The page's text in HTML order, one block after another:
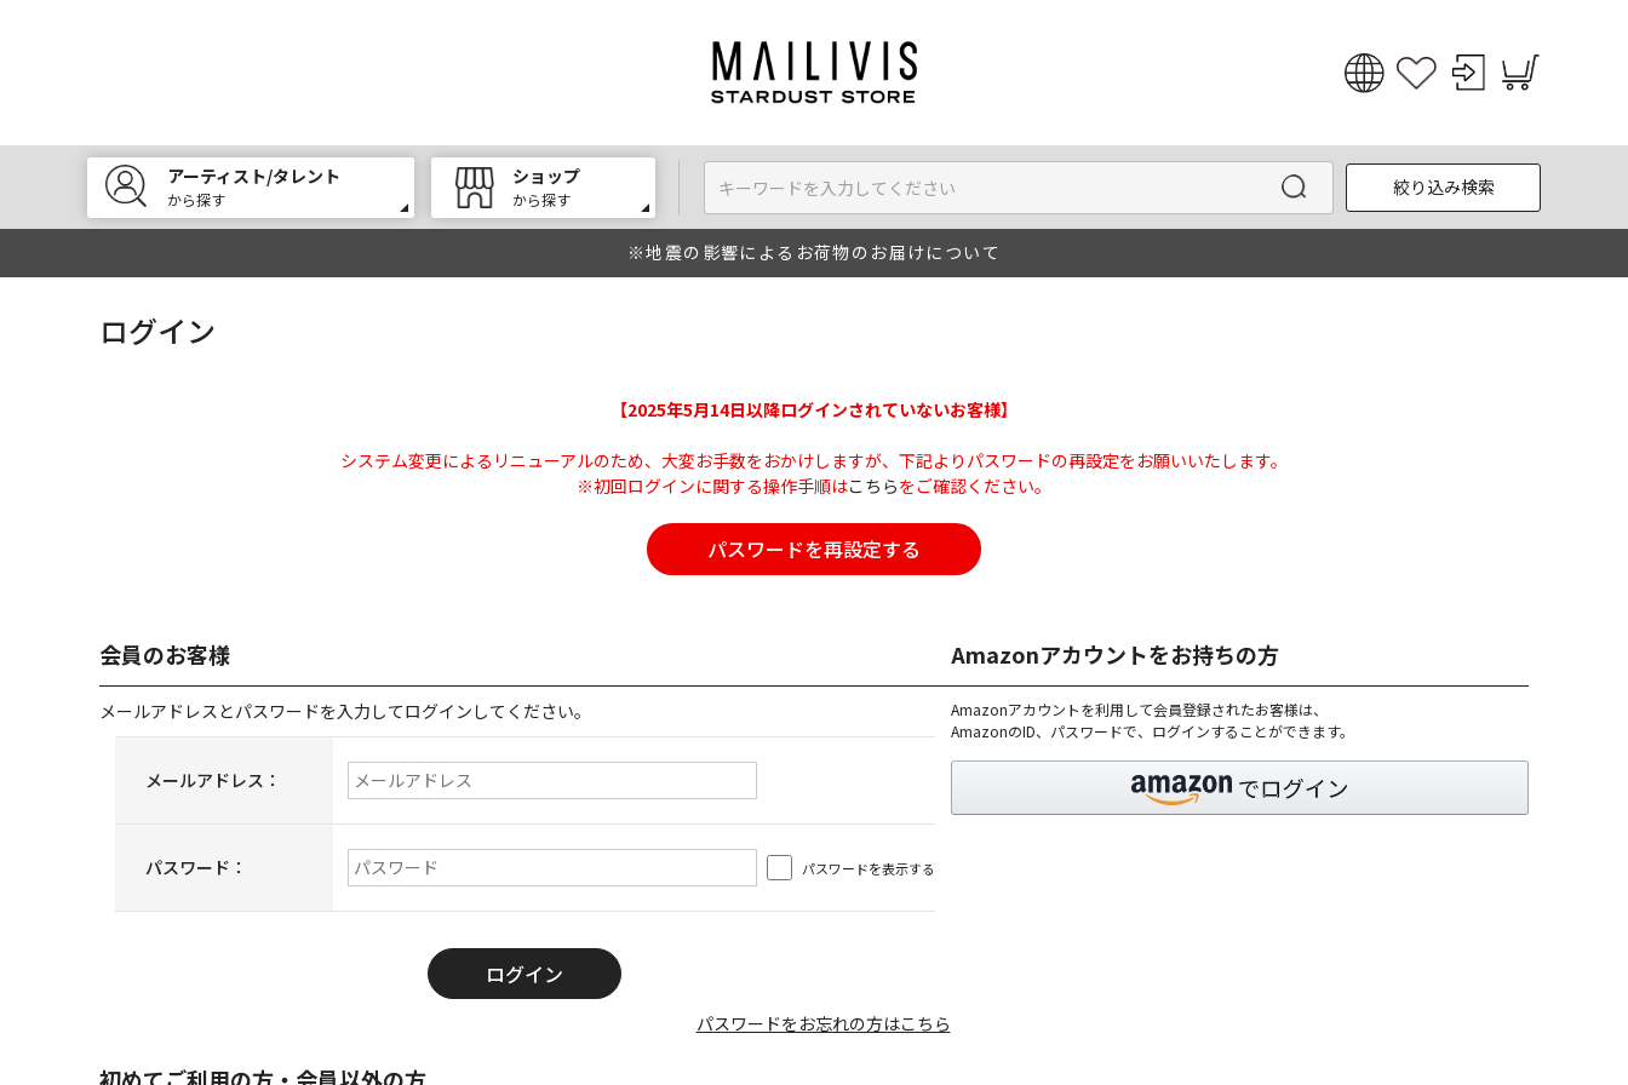
English
한국어
アーティスト/タレント
から探す
ショップ
から探す
絞り込み検索
※地震の影響によるお荷物のお届けについて
ログイン
【2025年5月14日以降ログインされていないお客様】
システム変更によるリニューアルのため、大変お手数をおかけしますが、下記よりパスワードの再設定をお願いいたします。
※初回ログインに関する操作手順はこちらをご確認ください。
パスワードを再設定する
会員のお客様
メールアドレスとパスワードを入力してログインしてください。
メールアドレス：
パスワード： パスワードを表示する
パスワードをお忘れの方はこちら
Amazonアカウントをお持ちの方
Amazonアカウントを利用して会員登録されたお客様は、
AmazonのID、パスワードで、ログインすることができます。